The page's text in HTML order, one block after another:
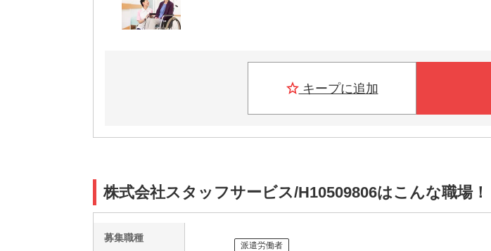
キープに追加
株式会社スタッフサービス/H10509806はこんな職場！
募集職種
派遣労働者